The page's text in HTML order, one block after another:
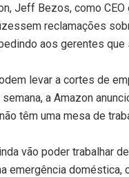
Jeff Bezos, como CEO
reclamações
aos gerentes
levar a cortes de
a Amazon
têm uma mesa de
vão poder trabalhar
emergência doméstica,